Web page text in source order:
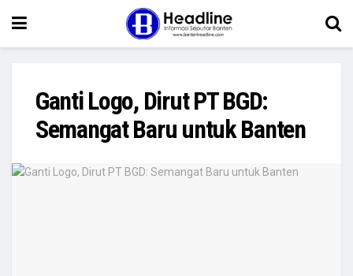
Ganti Logo, Dirut PT BGD:
Semangat Baru untuk Banten